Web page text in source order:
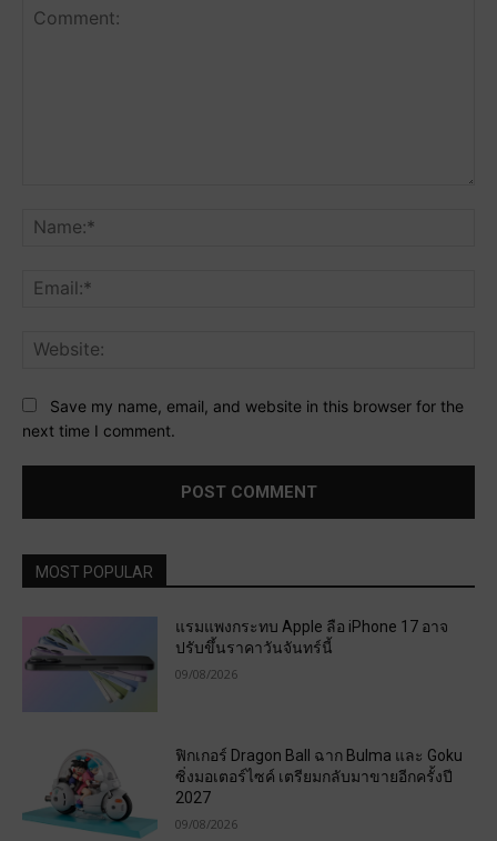
Save my name, email, and website in this browser for the
next time I comment.
MOST POPULAR
แรมแพงกระทบ Apple ลือ iPhone 17 อาจ
ปรับขึ้นราคาวันจันทร์นี้
09/08/2026
ฟิกเกอร์ Dragon Ball ฉาก Bulma และ Goku
ซิ่งมอเตอร์ไซค์ เตรียมกลับมาขายอีกครั้งปี
2027
09/08/2026